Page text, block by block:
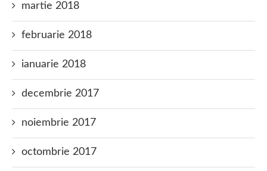
martie 2018
februarie 2018
ianuarie 2018
decembrie 2017
noiembrie 2017
octombrie 2017